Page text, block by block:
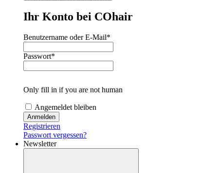
Ihr Konto bei COhair
Benutzername oder E-Mail*
Passwort*
Only fill in if you are not human
Angemeldet bleiben
Registrieren
Passwort vergessen?
Newsletter